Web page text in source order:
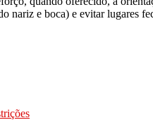
nariz e boca) e evitar lugares